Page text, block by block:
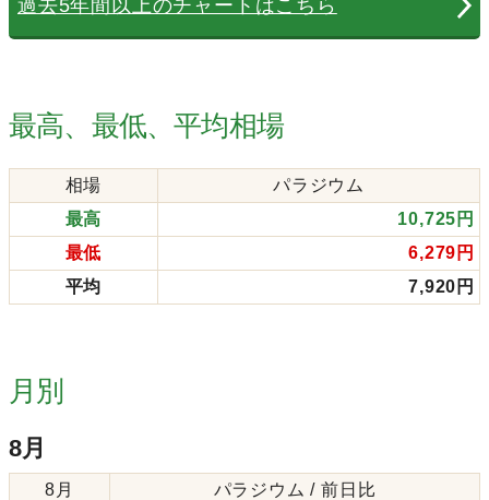
過去5年間以上のチャートはこちら
最高、最低、平均相場
相場
パラジウム
最高
10,725円
最低
6,279円
平均
7,920円
月別
8月
8月
パラジウム / 前日比